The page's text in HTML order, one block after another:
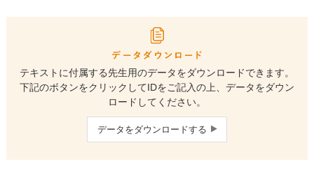
テキストに付属する先生用のデータをダウンロードできます。
下記のボタンをクリックしてIDをご記入の上、データをダウン
ロードしてください。
データをダウンロードする